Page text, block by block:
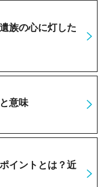
族の心に灯した
意味
イントとは？近